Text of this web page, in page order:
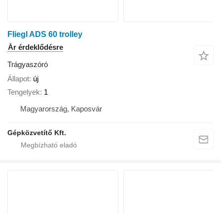
Fliegl ADS 60 trolley
Ár érdeklődésre
Trágyaszóró
Állapot új
Tengelyek 1
Magyarország, Kaposvár
Gépközvetítő Kft.